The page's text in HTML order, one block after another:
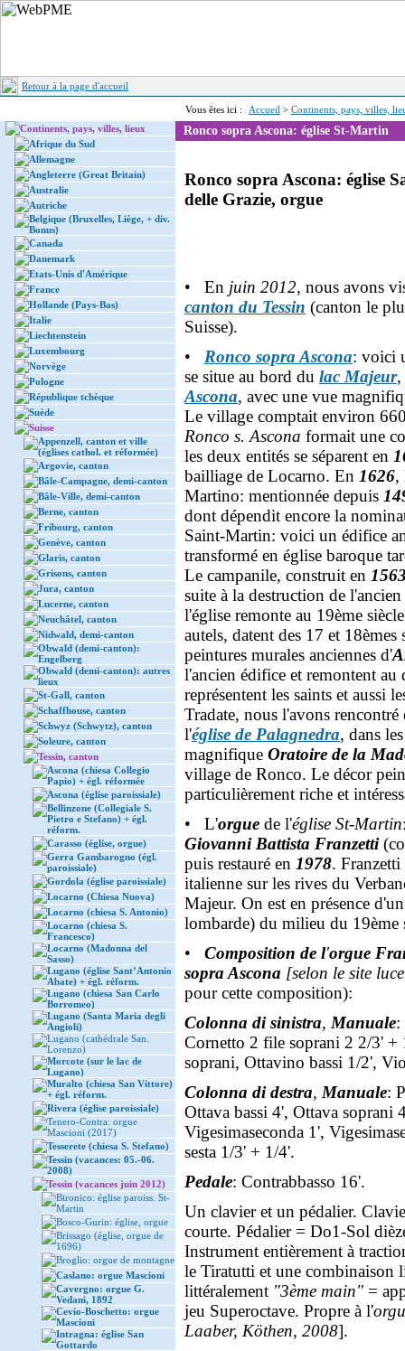
Retour à la page d'accueil
Vous êtes ici : Accueil > Continents, pays, villes,
Continents, pays, villes, lieux
Afrique du Sud
Allemagne
Angleterre (Great Britain)
Australie
Autriche
Belgique (Bruxelles, Liège, + div.
Bonus)
Canada
Danemark
Etats-Unis d'Amérique
France
Hollande (Pays-Bas)
Italie
Liechtenstein
Luxembourg
Norvège
Pologne
République tchèque
Suède
Suisse
Appenzell, canton et ville
(églises cathol. et réformée)
Argovie, canton
Bâle-Campagne, demi-canton
Bâle-Ville, demi-canton
Berne, canton
Fribourg, canton
Genève, canton
Glaris, canton
Grisons, canton
Jura, canton
Lucerne, canton
Neuchâtel, canton
Nidwald, demi-canton
Obwald (demi-canton):
Engelberg
Obwald (demi-canton): autres
lieux
St-Gall, canton
Schaffhouse, canton
Schwyz (Schwytz), canton
Soleure, canton
Tessin, canton
Ascona (chiesa Collegio
Papio) + égl. réformée
Ascona (église paroissiale)
Bellinzone (Collegiale S.
Pietro e Stefano) + égl.
réform.
Carasso (église, orgue)
Gerra Gambarogno (égl.
paroissiale)
Gordola (église paroissiale)
Locarno (Chiesa Nuova)
Locarno (chiesa S. Antonio)
Locarno (chiesa S.
Francesco)
Locarno (Madonna del
Sasso)
Lugano (église Sant’Antonio
Abate) + égl. réform.
Lugano (chiesa San Carlo
Borromeo)
Lugano (Santa Maria degli
Angioli)
Lugano (cathédrale San.
Lorenzo)
Morcote (sur le lac de
Lugano)
Muralto (chiesa San Vittore)
+ égl. réform.
Rivera (église paroissiale)
Tenero-Contra: orgue
Mascioni (2017)
Tesserete (chiesa S. Stefano)
Tessin (vacances: 05.-06.
2008)
Tessin (vacances juin 2012)
Bironico: église paroiss. St-
Martin
Bosco-Gurin: église, orgue
Brissago (église, orgue de
1696)
Broglio: orgue de montagne
Caslano: orgue Mascioni
Cavergno: orgue G.
Vedani, 1892
Cevio-Boschetto: orgue
Mascioni
Intragna: église San
Gottardo
Ronco sopra Ascona: église St-Martin
Ronco sopra Ascona: église
delle Grazie, orgue
• En juin 2012, nous avons
canton du Tessin (canton le
Suisse).
• Ronco sopra Ascona: voici
se situe au bord du lac Majeur,
Ascona, avec une vue
Le village comptait environ
Ronco s. Ascona formait une
les deux entités se séparent en
bailliage de Locarno. En 1626,
Martino: mentionnée depuis
dont dépendit encore la
Saint-Martin: voici un édifice
transformé en église baroque
Le campanile, construit en
suite à la destruction de
l'église remonte au 19ème
autels, datent des 17 et
peintures murales anciennes d'
l'ancien édifice et remontent au
représentent les saints et aussi
Tradate, nous l'avons
l'église de Palagnedra, dans
magnifique Oratoire de la
village de Ronco. Le décor
particulièrement riche et
• L'orgue de l'église St-Martin
Giovanni Battista Franzetti
puis restauré en 1978.
italienne sur les rives du
Majeur. On est en présence
lombarde) du milieu du 19ème
• Composition de l'orgue
sopra Ascona [selon le site
pour cette composition):
Colonna di sinistra, Manuale:
Cornetto 2 file soprani 2 2/3' +
soprani, Ottavino bassi 1/2',
Colonna di destra, Manuale:
Ottava bassi 4', Ottava soprani
Vigesimaseconda 1',
sesta 1/3' + 1/4'.
Pedale: Contrabbasso 16'.
Un clavier et un pédalier.
courte. Pédalier = Do1-Sol
Instrument entièrement à
le Tiratutti et une combinaison
littéralement "3ème main" =
jeu Superoctave. Propre à l'
Laaber, Köthen, 2008].